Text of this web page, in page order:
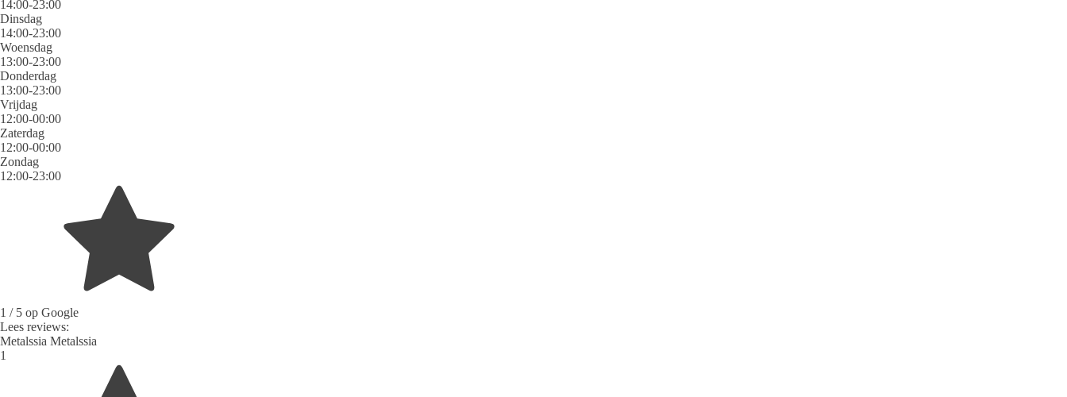
14:00-23:00
Dinsdag
14:00-23:00
Woensdag
13:00-23:00
Donderdag
13:00-23:00
Vrijdag
12:00-00:00
Zaterdag
12:00-00:00
Zondag
12:00-23:00
1 / 5 op Google
Lees reviews:
Metalssia Metalssia
1